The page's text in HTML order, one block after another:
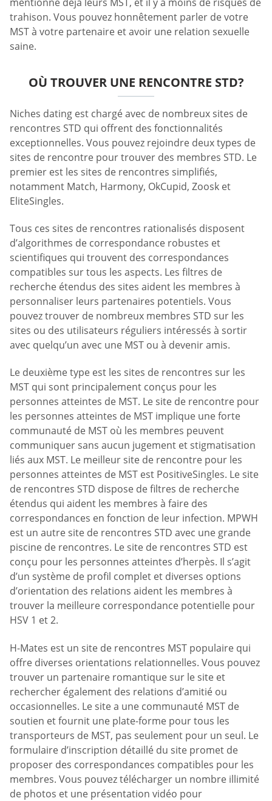
trahison. Vous pouvez honnêtement parler de votre
MST à votre partenaire et avoir une relation sexuelle
saine.
OÙ TROUVER UNE RENCONTRE STD?
Niches dating est chargé avec de nombreux sites de
rencontres STD qui offrent des fonctionnalités
exceptionnelles. Vous pouvez rejoindre deux types de
sites de rencontre pour trouver des membres STD. Le
premier est les sites de rencontres simplifiés,
notamment Match, Harmony, OkCupid, Zoosk et
EliteSingles.
Tous ces sites de rencontres rationalisés disposent
d’algorithmes de correspondance robustes et
scientifiques qui trouvent des correspondances
compatibles sur tous les aspects. Les filtres de
recherche étendus des sites aident les membres à
personnaliser leurs partenaires potentiels. Vous
pouvez trouver de nombreux membres STD sur les
sites ou des utilisateurs réguliers intéressés à sortir
avec quelqu’un avec une MST ou à devenir amis.
Le deuxième type est les sites de rencontres sur les
MST qui sont principalement conçus pour les
personnes atteintes de MST. Le site de rencontre pour
les personnes atteintes de MST implique une forte
communauté de MST où les membres peuvent
communiquer sans aucun jugement et stigmatisation
liés aux MST. Le meilleur site de rencontre pour les
personnes atteintes de MST est PositiveSingles. Le site
de rencontres STD dispose de filtres de recherche
étendus qui aident les membres à faire des
correspondances en fonction de leur infection. MPWH
est un autre site de rencontres STD avec une grande
piscine de rencontres. Le site de rencontres STD est
conçu pour les personnes atteintes d’herpès. Il s’agit
d’un système de profil complet et diverses options
d’orientation des relations aident les membres à
trouver la meilleure correspondance potentielle pour
HSV 1 et 2.
H-Mates est un site de rencontres MST populaire qui
offre diverses orientations relationnelles. Vous pouvez
trouver un partenaire romantique sur le site et
rechercher également des relations d’amitié ou
occasionnelles. Le site a une communauté MST de
soutien et fournit une plate-forme pour tous les
transporteurs de MST, pas seulement pour un seul. Le
formulaire d’inscription détaillé du site promet de
proposer des correspondances compatibles pour les
membres. Vous pouvez télécharger un nombre illimité
de photos et une présentation vidéo pour